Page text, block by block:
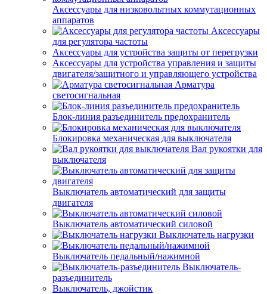
Аксессуары для низковольтных коммутационных
аппаратов
Аксессуары
для регулятора частоты
Аксессуары для устройства защиты от перегрузки
Аксессуары для устройства управления и защиты
двигателя/защитного и управляющего устройства
Арматура
светосигнальная
Блок-линия разъединитель предохранитель
Блокировка механическая для выключателя
Вал рукоятки для
выключателя
Выключатель автоматический для защиты
двигателя
Выключатель автоматический силовой
Выключатель нагрузки
Выключатель педальный/нажимной
Выключатель-
разъединитель
Выключатель, джойстик